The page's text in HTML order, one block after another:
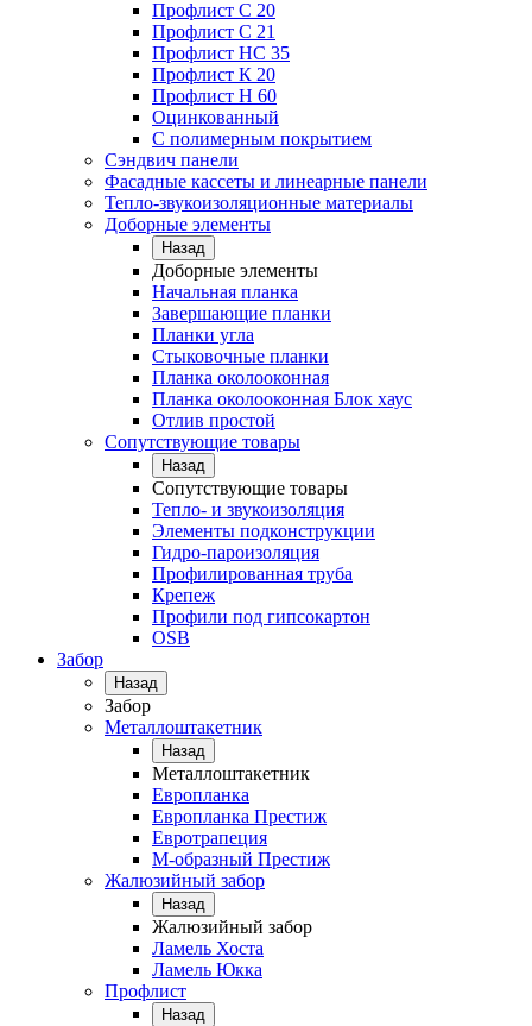
Профлист С 20
Профлист C 21
Профлист НС 35
Профлист К 20
Профлист Н 60
Оцинкованный
С полимерным покрытием
Сэндвич панели
Фасадные кассеты и линеарные панели
Тепло-звукоизоляционные материалы
Доборные элементы
Назад
Доборные элементы
Начальная планка
Завершающие планки
Планки угла
Стыковочные планки
Планка околооконная
Планка околооконная Блок хаус
Отлив простой
Сопутствующие товары
Назад
Сопутствующие товары
Тепло- и звукоизоляция
Элементы подконструкции
Гидро-пароизоляция
Профилированная труба
Крепеж
Профили под гипсокартон
OSB
Забор
Назад
Забор
Металлоштакетник
Назад
Металлоштакетник
Европланка
Европланка Престиж
Евротрапеция
М-образный Престиж
Жалюзийный забор
Назад
Жалюзийный забор
Ламель Хоста
Ламель Юкка
Профлист
Назад